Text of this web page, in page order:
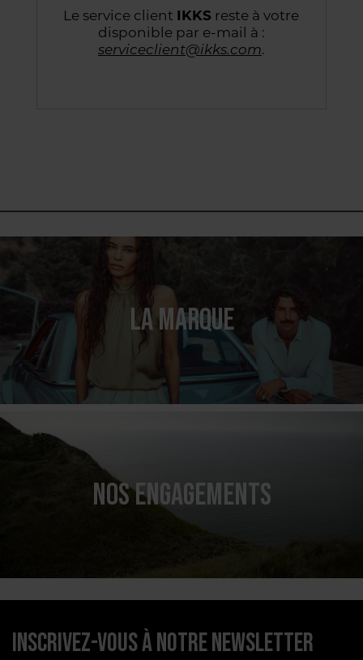
Le service client IKKS reste à votre
disponible par e-mail à :
serviceclient@ikks.com.
LA MARQUE
NOS ENGAGEMENTS
Inscrivez-vous à notre newsletter